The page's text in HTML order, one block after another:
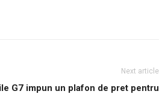
Next article
G7 impun un plafon de pret pentru